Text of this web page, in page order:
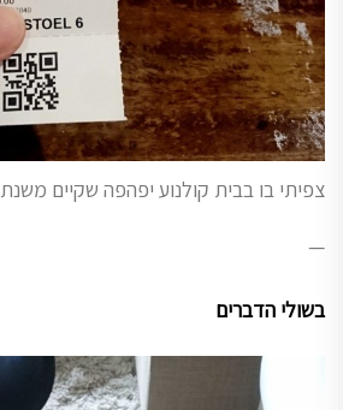
צפיתי בו בבית קולנוע יפהפה שקיים משנת 1912 (ונראה ככה)
—
בשולי הדברים